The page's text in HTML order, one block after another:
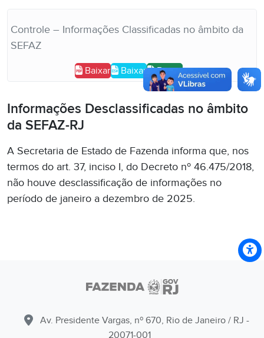
Controle – Informações Classificadas no âmbito da
SEFAZ
Baixar Baixar Baixar
Informações Desclassificadas no âmbito
da SEFAZ-RJ
A Secretaria de Estado de Fazenda informa que, nos
termos do art. 37, inciso I, do Decreto nº 46.475/2018,
não houve desclassificação de informações no
período de janeiro a dezembro de 2025.
Av. Presidente Vargas, nº 670, Rio de Janeiro / RJ -
20071-001